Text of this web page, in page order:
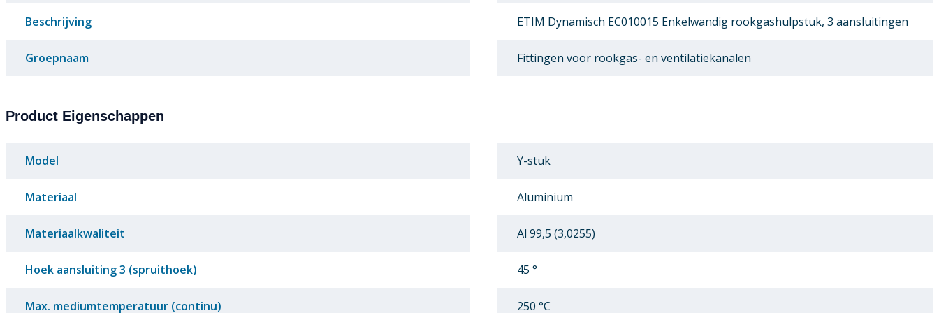
Beschrijving ETIM Dynamisch EC010015 Enkelwandig rookgashulpstuk, 3 aansluitingen
Groepnaam Fittingen voor rookgas- en ventilatiekanalen
Product Eigenschappen
Model Y-stuk
Materiaal Aluminium
Materiaalkwaliteit Al 99,5 (3,0255)
Hoek aansluiting 3 (spruithoek) 45 °
Max. mediumtemperatuur (continu) 250 °C